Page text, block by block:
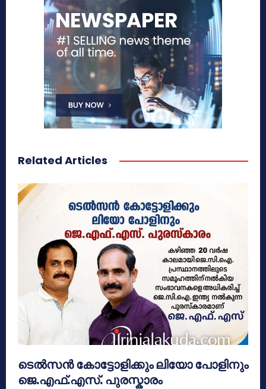
Related Articles
ടെൽസൻ കോട്ടോളിക്കും ലിയോ പോളിനും
ജെ.എഫ്.എസ്. പുരസ്കാരം